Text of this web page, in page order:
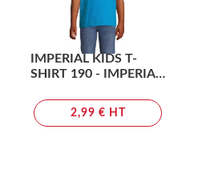
IMPERIAL KIDS T-
SHIRT 190 - IMPERIAL
2,99 € HT